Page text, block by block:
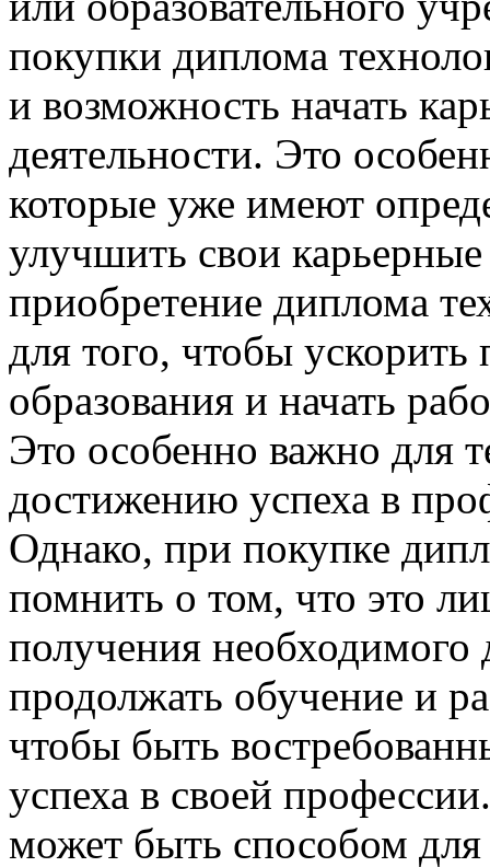
покупки диплома
и возможность начать
деятельности. Это
которые уже имеют
улучшить свои
приобретение диплома
для того, чтобы ускорить
образования и начать
Это особенно важно для
достижению успеха в
Однако, при покупке
помнить о том, что это
получения
продолжать обучение и
чтобы быть
успеха в своей
может быть способом для